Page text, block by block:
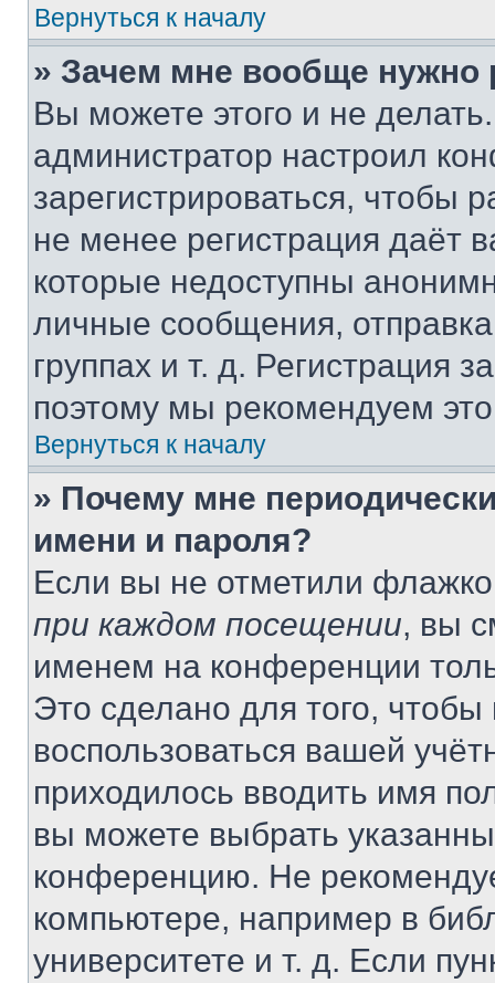
Вернуться к началу
» Зачем мне вообще нужно
Вы можете этого и не
администратор настроил
зарегистрироваться, чтобы
не менее регистрация даёт
которые недоступны
личные сообщения,
группах и т. д. Регистрация
поэтому мы рекомендуем
Вернуться к началу
» Почему мне
имени и пароля?
Если вы не отметили
при каждом посещении, вы
именем на конференции
Это сделано для того, чтобы
воспользоваться вашей
приходилось вводить имя
вы можете выбрать
конференцию. Не
компьютере, например в
университете и т. д. Если